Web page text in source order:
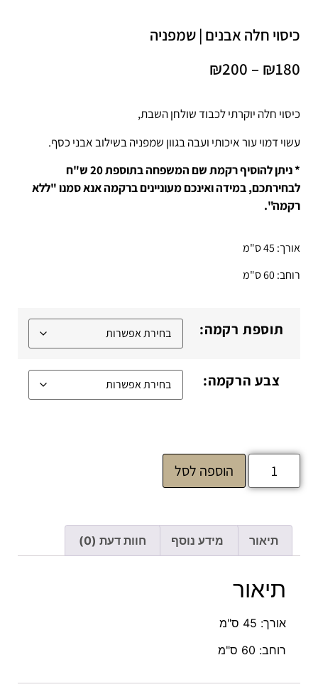
כיסוי חלה אבנים | שמפניה
₪180
–
₪200
כיסוי חלה יוקרתי לכבוד שולחן השבת,
עשוי דמוי עור איכותי ועבה בגוון שמפניה בשילוב אבני כסף.
* ניתן להוסיף רקמת שם המשפחה בתוספת 20 ש"ח
לבחירתכם, במידה ואינכם מעוניינים ברקמה אנא סמנו "ללא
רקמה".
אורך: 45 ס"מ
רוחב: 60 ס"מ
תוספת רקמה:
צבע הרקמה:
הוספה לסל
תיאור מידע נוסף חוות דעת (0)
תיאור
אורך: 45 ס"מ
רוחב: 60 ס"מ